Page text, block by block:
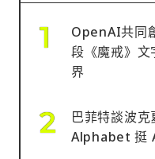
OpenAI共同
段《魔戒》
界
巴菲特談波
Alphabet 挺